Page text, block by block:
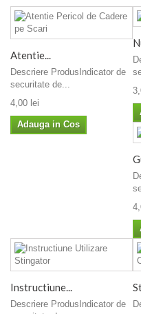
Atentie...
Descriere ProdusIndicator de
securitate de...
4,00 lei
Adauga in Cos
Instructiune...
Descriere ProdusIndicator de